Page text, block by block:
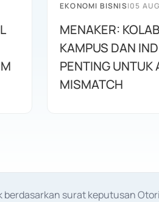
EKONOMI BISNIS|05
MENAKER:
KAMPUS DAN
PENTING UNTUK
MISMATCH
surat keputusan